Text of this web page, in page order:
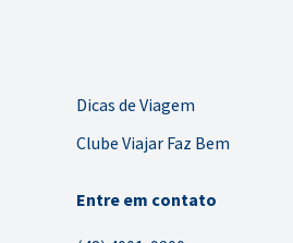
Dicas de Viagem
Clube Viajar Faz Bem
Entre em contato